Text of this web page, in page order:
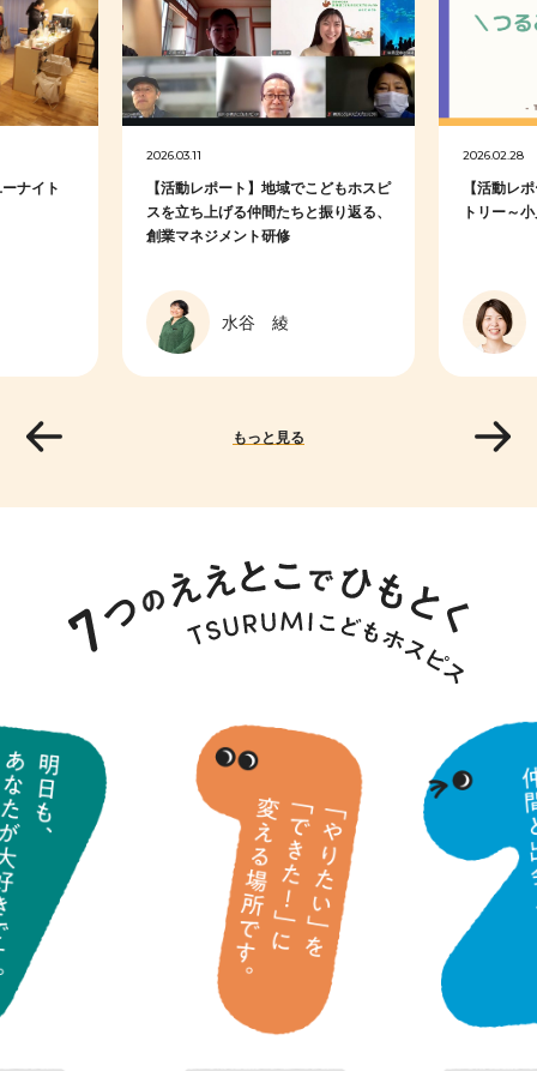
ーナイト
2026.03.11
【活動レポート】地域でこどもホスピ
スを立ち上げる仲間たちと振り返る、
創業マネジメント研修
水谷 綾
2026.02.28
【活動レ
トリー～
もっと見る